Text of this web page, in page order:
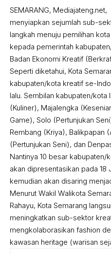
SEMARANG,
menyiapkan sejumlah sub-
langkah menuju pemilihan
kepada pemerintah
Badan Ekonomi Kreatif
Seperti diketahui, Kota
kabupaten/kota kreatif se-
lalu. Sembilan kabupaten/kota
(Kuliner), Majalengka
Game), Solo (Pertunjukan
Rembang (Kriya), Balikpapan
(Pertunjukan Seni), dan
Nantinya 10 besar kabupaten/
akan dipresentasikan pada 18
kemudian akan disaring
Menurut Wakil Walikota
Rahayu, Kota Semarang
meningkatkan sub-sektor
mengkolaborasikan fashion
kawasan heritage (warisan